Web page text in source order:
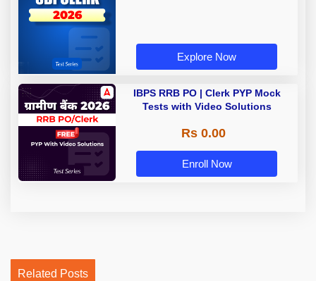
Explore Now
IBPS RRB PO | Clerk PYP Mock
Tests with Video Solutions
Rs 0.00
Enroll Now
Related Posts